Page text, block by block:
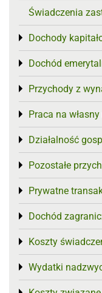
Świadczenia
Dochody
Toggle menu
Dochód
Toggle menu
Przychody z
Toggle menu
Praca na
Toggle menu
Działalność
Toggle menu
Pozostałe
Toggle menu
Prywatne
Toggle menu
Dochód
Toggle menu
Koszty
Toggle menu
Wydatki
Toggle menu